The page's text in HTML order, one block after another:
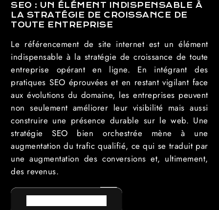
SEO : UN ÉLÉMENT INDISPENSABLE À
LA STRATÉGIE DE CROISSANCE DE
TOUTE ENTREPRISE
Le référencement de site internet est un élément
indispensable à la stratégie de croissance de toute
entreprise opérant en ligne. En intégrant des
pratiques SEO éprouvées et en restant vigilant face
aux évolutions du domaine, les entreprises peuvent
non seulement améliorer leur visibilité mais aussi
construire une présence durable sur le web. Une
stratégie SEO bien orchestrée mène à une
augmentation du trafic qualifié, ce qui se traduit par
une augmentation des conversions et, ultimement,
des revenus.